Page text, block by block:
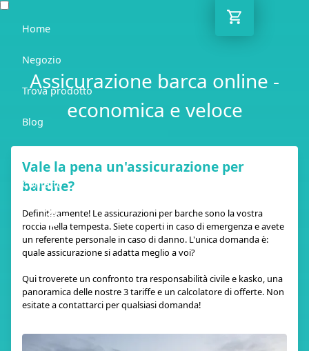
Home
Negozio
Trova prodotto
Blog
Contatto
IT
Assicurazione barca online -
economica e veloce
Vale la pena un'assicurazione per
barche?
Definitivamente! Le assicurazioni per barche sono la vostra
roccia nella tempesta. Siete coperti in caso di emergenza e avete
un referente personale in caso di danno. L'unica domanda è:
quale assicurazione si adatta meglio a voi?
Qui troverete un confronto tra responsabilità civile e kasko, una
panoramica delle nostre 3 tariffe e un calcolatore di offerte. Non
esitate a contattarci per qualsiasi domanda!